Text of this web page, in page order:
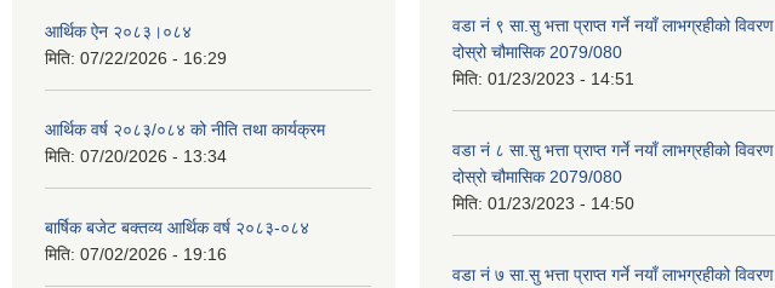
आर्थिक ऐन २०८३।०८४
मिति: 07/22/2026 - 16:29
आर्थिक वर्ष २०८३/०८४ को नीति तथा कार्यक्रम
मिति: 07/20/2026 - 13:34
बार्षिक बजेट बक्तव्य आर्थिक वर्ष २०८३-०८४
मिति: 07/02/2026 - 19:16
वडा नं ९ सा.सु भत्ता प्राप्त गर्ने नयाँ लाभग्रहीको विवरण
दोस्रो चौमासिक 2079/080
मिति: 01/23/2023 - 14:51
वडा नं ८ सा.सु भत्ता प्राप्त गर्ने नयाँ लाभग्रहीको विवरण
दोस्रो चौमासिक 2079/080
मिति: 01/23/2023 - 14:50
वडा नं ७ सा.सु भत्ता प्राप्त गर्ने नयाँ लाभग्रहीको विवरण